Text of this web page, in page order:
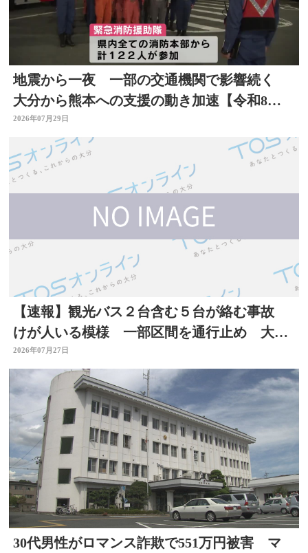
地震から一夜 一部の交通機関で影響続く
大分から熊本への支援の動き加速【令和8年
熊本地震】
2026年07月29日
【速報】観光バス２台含む５台が絡む事故
けが人いる模様 一部区間を通行止め 大分
自動車道
2026年07月27日
30代男性がロマンス詐欺で551万円被害 マ